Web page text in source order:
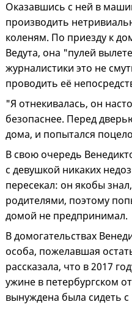
Оказавшись с ней в
производить
коленям. По приезду к
Ведута, она "пулей
журналистики это не
проводить её
"Я отнекивалась, он
безопаснее. Перед
дома, и попытался
В свою очередь
с девушкой никаких
пересекал: он якобы
родителями, поэтому
домой не предпринимал.
В домогательствах
особа, пожелавшая
рассказала, что в 2017
ужине в петербургском
вынуждена была сидеть